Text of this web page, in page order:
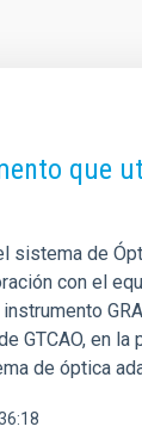
que
sistema de
con el
GTCAO, en
de óptica